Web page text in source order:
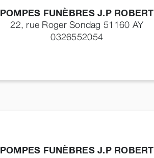
POMPES FUNÈBRES J.P ROBERT
22, rue Roger Sondag 51160 AY
0326552054
POMPES FUNÈBRES J.P ROBERT